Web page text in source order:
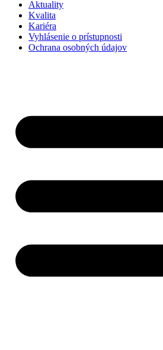
Aktuality
Kvalita
Kariéra
Vyhlásenie o prístupnosti
Ochrana osobných údajov